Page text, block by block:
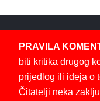
PRAVILA
biti kritika drugog
prijedlog ili ideja o
Čitatelji neka